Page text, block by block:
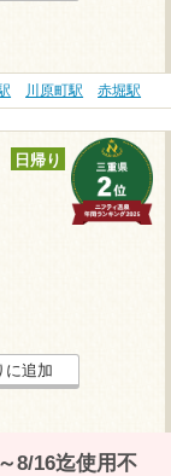
川原町駅 赤堀駅
日帰り
に追加
8/16迄使用不